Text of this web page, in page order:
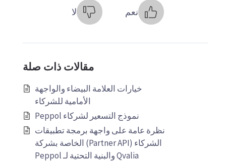
نعم لا
مقالات ذات صلة
خيارات العلامة البيضاء والواجهة
الأمامية للشركاء
نموذج التسعير لشركاء Peppol
نظرة عامة على واجهة برمجة تطبيقات
الشركاء (Partner API) الخاصة بشركة
Qvalia والبنية التحتية لـ Peppol